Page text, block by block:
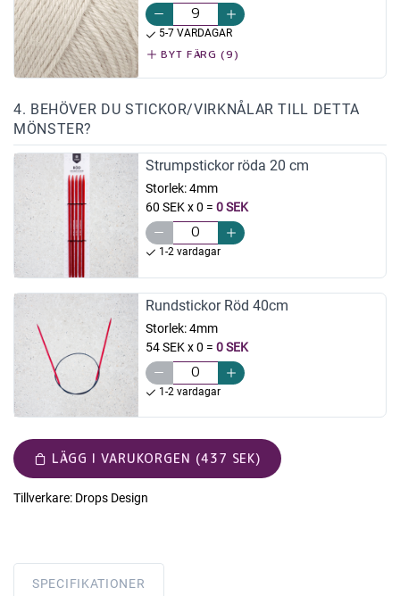
5-7 VARDAGAR
BYT FÄRG (9)
4. BEHÖVER DU STICKOR/VIRKNÅLAR TILL DETTA
MÖNSTER?
Strumpstickor röda 20 cm
Storlek:4mm
60 SEK x 0 = 0 SEK
1-2 vardagar
Rundstickor Röd 40cm
Storlek:4mm
54 SEK x 0 = 0 SEK
1-2 vardagar
LÄGG I VARUKORGEN (437 SEK)
Tillverkare: Drops Design
SPECIFIKATIONER